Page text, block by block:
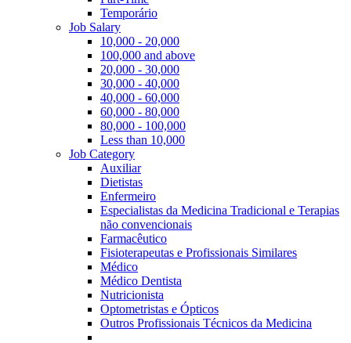
Temporário
Job Salary
10,000 - 20,000
100,000 and above
20,000 - 30,000
30,000 - 40,000
40,000 - 60,000
60,000 - 80,000
80,000 - 100,000
Less than 10,000
Job Category
Auxiliar
Dietistas
Enfermeiro
Especialistas da Medicina Tradicional e Terapias
não convencionais
Farmacêutico
Fisioterapeutas e Profissionais Similares
Médico
Médico Dentista
Nutricionista
Optometristas e Ópticos
Outros Profissionais Técnicos da Medicina